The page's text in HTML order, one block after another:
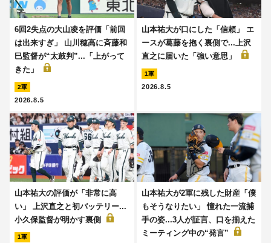
6回2失点の大山凌を評価「前回
は出来すぎ」 山川穂高に斉藤和
巳監督が“太鼓判”...「上がって
きた」
2軍
2026.8.5
山本祐大が口にした「信頼」 エ
ースが葛藤を抱く裏側で...上沢
直之に届いた「強い意思」
1軍
2026.8.5
山本祐大の評価が「非常に高
い」 上沢直之と初バッテリー...
小久保監督が明かす裏側
1軍
山本祐大が2軍に残した財産「僕
もそうなりたい」 憧れた一流捕
手の姿...3人が証言、口を揃えた
ミーティング中の“発言”